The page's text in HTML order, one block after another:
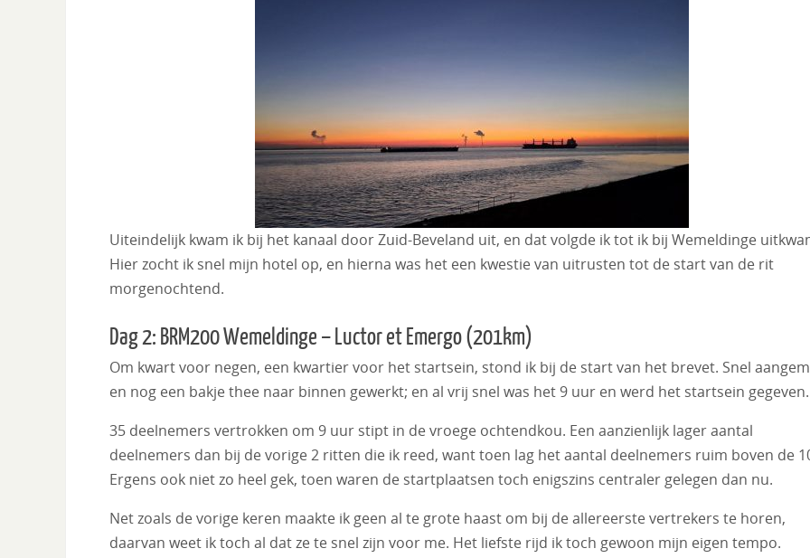
Uiteindelijk kwam ik bij het kanaal door Zuid-Beveland uit, en dat volgde ik tot ik bij Wemeldinge
Hier zocht ik snel mijn hotel op, en hierna was het een kwestie van uitrusten tot de start van de rit
morgenochtend.
Dag 2: BRM200 Wemeldinge – Luctor et Emergo (201km)
Om kwart voor negen, een kwartier voor het startsein, stond ik bij de start van het brevet. Snel
en nog een bakje thee naar binnen gewerkt; en al vrij snel was het 9 uur en werd het startsein gegeven.
35 deelnemers vertrokken om 9 uur stipt in de vroege ochtendkou. Een aanzienlijk lager aantal
deelnemers dan bij de vorige 2 ritten die ik reed, want toen lag het aantal deelnemers ruim boven de
Ergens ook niet zo heel gek, toen waren de startplaatsen toch enigszins centraler gelegen dan nu.
Net zoals de vorige keren maakte ik geen al te grote haast om bij de allereerste vertrekers te horen,
daarvan weet ik toch al dat ze te snel zijn voor me. Het liefste rijd ik toch gewoon mijn eigen tempo.